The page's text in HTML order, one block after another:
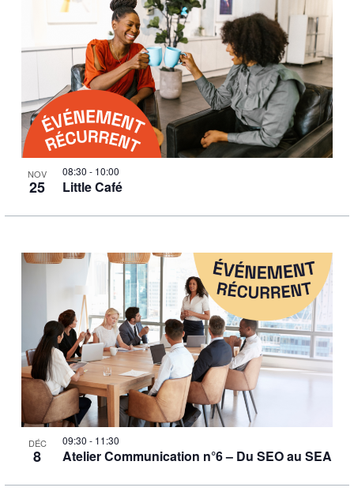
NOV
25
08:30- 10:00
Little Café
DÉC
8
09:30- 11:30
Atelier Communication n°6 – Du SEO au SEA